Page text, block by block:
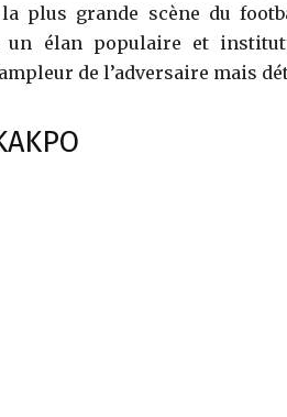
plus grande scène du
un élan populaire et
de l’adversaire mais